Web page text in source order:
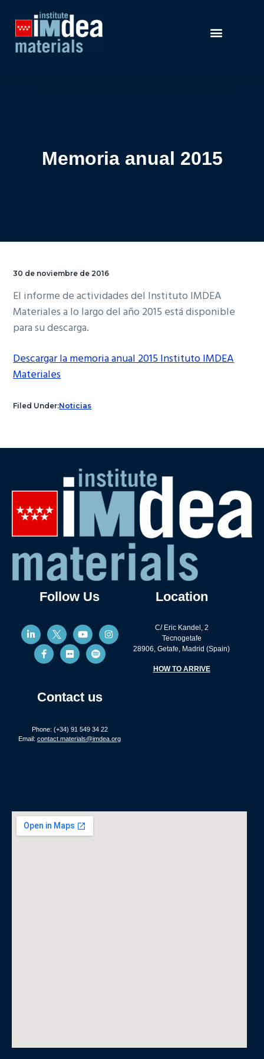
Memoria anual 2015
30 de noviembre de 2016
El informe de actividades del Instituto IMDEA
Materiales a lo largo del año 2015 está disponible
para su descarga.
Descargar la memoria anual 2015 Instituto IMDEA
Materiales
Filed Under:Noticias
Follow Us
Contact us
Phone: (+34) 91 549 34 22
Email: contact.materials@imdea.org
Location
C/ Eric Kandel, 2
Tecnogetafe
28906, Getafe, Madrid (Spain)
HOW TO ARRIVE